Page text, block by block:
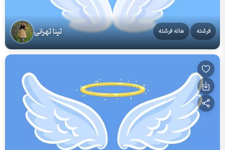
فرشته هاله فرشته تینا تهرانی